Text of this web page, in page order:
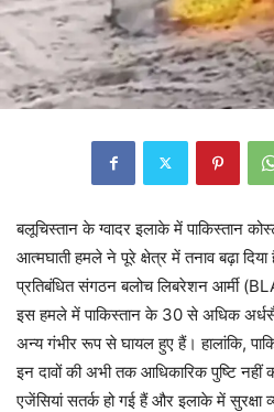
बलूचिस्तान के ग्वादर इलाके में पाकिस्तान
आत्मघाती हमले ने पूरे क्षेत्र में तनाव बढ़ा
प्रतिबंधित संगठन बलोच लिबरेशन आर्मी
इस हमले में पाकिस्तान के 30 से अधिक
अन्य गंभीर रूप से घायल हुए हैं। हालांकि,
इन दावों की अभी तक आधिकारिक पुष्टि नहीं
एजेंसियां सतर्क हो गई हैं और इलाके में सुरक्षा